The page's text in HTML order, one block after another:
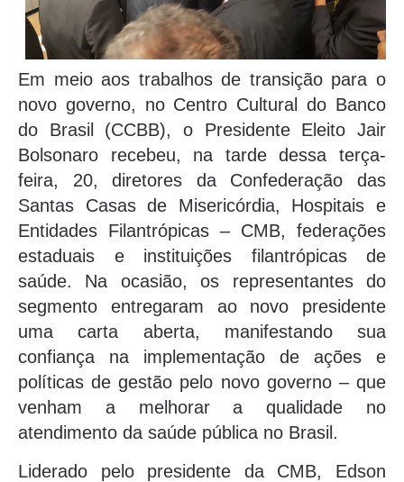
Em meio aos trabalhos de transição para o
novo governo, no Centro Cultural do Banco
do Brasil (CCBB), o Presidente Eleito Jair
Bolsonaro recebeu, na tarde dessa terça-
feira, 20, diretores da Confederação das
Santas Casas de Misericórdia, Hospitais e
Entidades Filantrópicas – CMB, federações
estaduais e instituições filantrópicas de
saúde. Na ocasião, os representantes do
segmento entregaram ao novo presidente
uma carta aberta, manifestando sua
confiança na implementação de ações e
políticas de gestão pelo novo governo – que
venham a melhorar a qualidade no
atendimento da saúde pública no Brasil.
Liderado pelo presidente da CMB, Edson